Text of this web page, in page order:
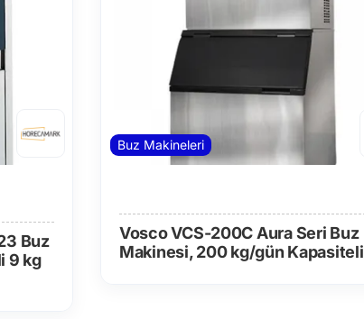
Buz
9 kg
Buz Makineleri
Vosco VCS-200C Aura Seri Buz
Makinesi, 200 kg/gün Kapasiteli